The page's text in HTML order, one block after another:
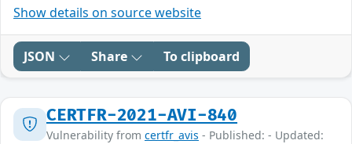
Show details on source website
JSON Share To clipboard
CERTFR-2021-AVI-840
Vulnerability from certfr_avis - Published: - Updated: